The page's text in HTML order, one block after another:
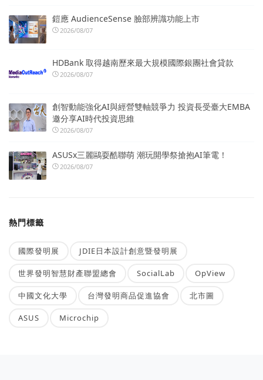
鎧應 AudienceSense 臉部辨識功能上市
2026/08/07
HDBank 取得越南歷來最大規模國際銀團社會貸款
2026/08/07
創智動能強化AI與經營雙軸競爭力 投資長受臺大EMBA
邀分享AI時代投資思維
2026/08/07
ASUSx三麗鷗耍酷聯萌 潮玩開學祭搶抱AI筆電！
2026/08/07
熱門標籤
國際發明展 JDIE日本設計創意暨發明展
世界發明智慧財產聯盟總會 SocialLab OpView
中國文化大學 台灣發明商品促進協會 北市圖
ASUS Microchip